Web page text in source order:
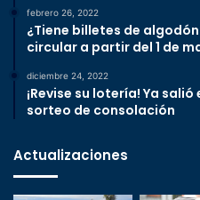
febrero 26, 2022
¿Tiene billetes de
circular a partir del 1 de
diciembre 24, 2022
¡Revise su lotería! Ya
sorteo de consolación
Actualizaciones